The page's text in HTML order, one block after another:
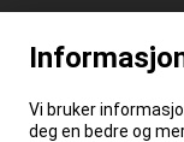
Vi bruker
deg en bedre og